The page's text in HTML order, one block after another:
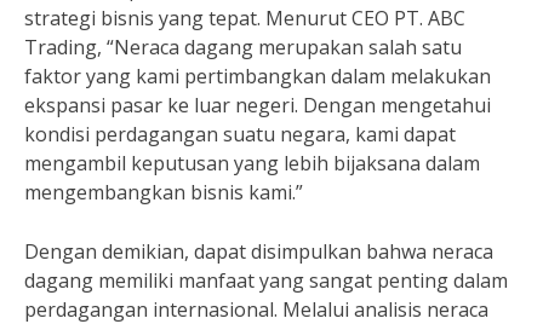
strategi bisnis yang tepat. Menurut CEO PT. ABC
Trading, “Neraca dagang merupakan salah satu
faktor yang kami pertimbangkan dalam melakukan
ekspansi pasar ke luar negeri. Dengan mengetahui
kondisi perdagangan suatu negara, kami dapat
mengambil keputusan yang lebih bijaksana dalam
mengembangkan bisnis kami.”
Dengan demikian, dapat disimpulkan bahwa neraca
dagang memiliki manfaat yang sangat penting dalam
perdagangan internasional. Melalui analisis neraca